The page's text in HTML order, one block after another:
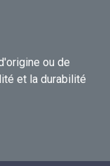
ou de
et la durabilité